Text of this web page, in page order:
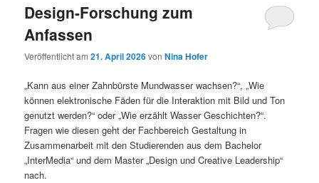
Design-Forschung zum
Anfassen
Veröffentlicht am21. April 2026vonNina Hofer
„Kann aus einer Zahnbürste Mundwasser wachsen?“, „Wie
können elektronische Fäden für die Interaktion mit Bild und Ton
genutzt werden?“ oder „Wie erzählt Wasser Geschichten?“.
Fragen wie diesen geht der Fachbereich Gestaltung in
Zusammenarbeit mit den Studierenden aus dem Bachelor
„InterMedia“ und dem Master „Design und Creative Leadership“
nach.